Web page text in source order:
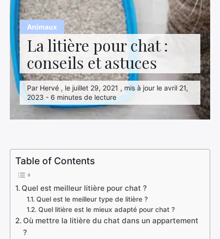
Animaux
La litière pour chat :
conseils et astuces
Par Hervé , le juillet 29, 2021 , mis à jour le avril 21,
2023 - 6 minutes de lecture
Table of Contents
Quel est meilleur litière pour chat ?
Quel est le meilleur type de litière ?
Quel litière est le mieux adapté pour chat ?
Où mettre la litière du chat dans un appartement
?
Loisirs